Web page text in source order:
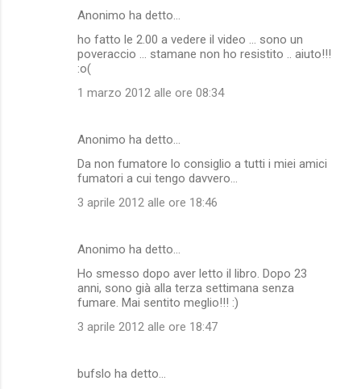
Anonimo ha detto…
ho fatto le 2.00 a vedere il video ... sono un
poveraccio ... stamane non ho resistito .. aiuto!!!
:o(
1 marzo 2012 alle ore 08:34
Anonimo ha detto…
Da non fumatore lo consiglio a tutti i miei amici
fumatori a cui tengo davvero...
3 aprile 2012 alle ore 18:46
Anonimo ha detto…
Ho smesso dopo aver letto il libro. Dopo 23
anni, sono già alla terza settimana senza
fumare. Mai sentito meglio!!! :)
3 aprile 2012 alle ore 18:47
bufslo ha detto…